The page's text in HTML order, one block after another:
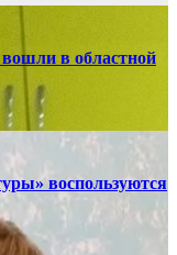
вошли в областной
воспользуются